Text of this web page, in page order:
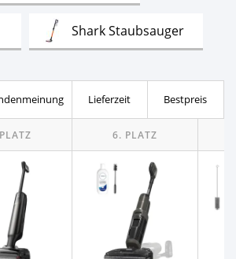
Shark StaubsaugerTest
Lieferzeit Bestpreis